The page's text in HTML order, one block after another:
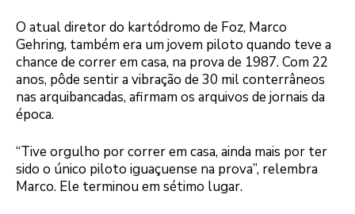
O atual diretor do kartódromo de Foz, Marco
Gehring, também era um jovem piloto quando teve a
chance de correr em casa, na prova de 1987. Com 22
anos, pôde sentir a vibração de 30 mil conterrâneos
nas arquibancadas, afirmam os arquivos de jornais da
época.
“Tive orgulho por correr em casa, ainda mais por ter
sido o único piloto iguaçuense na prova”, relembra
Marco. Ele terminou em sétimo lugar.